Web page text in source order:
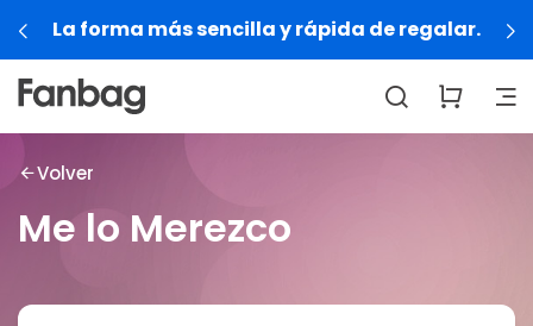
La forma más sencilla y rápida de regalar.
Volver
Me lo Merezco